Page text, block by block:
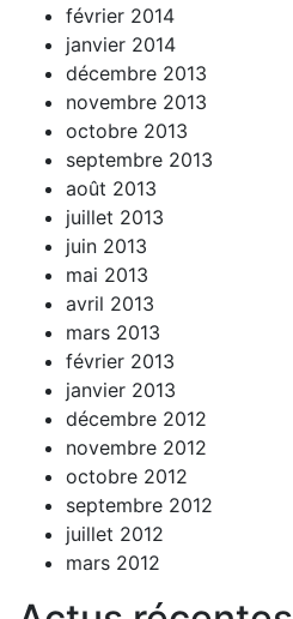
février 2014
janvier 2014
décembre 2013
novembre 2013
octobre 2013
septembre 2013
août 2013
juillet 2013
juin 2013
mai 2013
avril 2013
mars 2013
février 2013
janvier 2013
décembre 2012
novembre 2012
octobre 2012
septembre 2012
juillet 2012
mars 2012